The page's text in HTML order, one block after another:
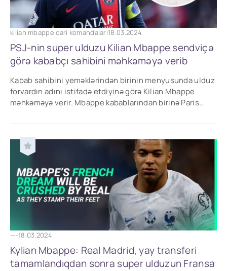
kilian mbappe cari komandaları18.03.2024
PSJ-nin super ulduzu Kilian Mbappe sendviçə
görə kababçı sahibini məhkəməyə verib
Kabab sahibini yeməklərindən birinin menyusunda ulduz
forvardın adını istifadə etdiyinə görə Kilian Mbappe
məhkəməyə verir. Mbappe kabablarından birinə Paris
---18.03.2024
Kylian Mbappe: Real Madrid, yay transferi
tamamlandıqdan sonra super ulduzun Fransa